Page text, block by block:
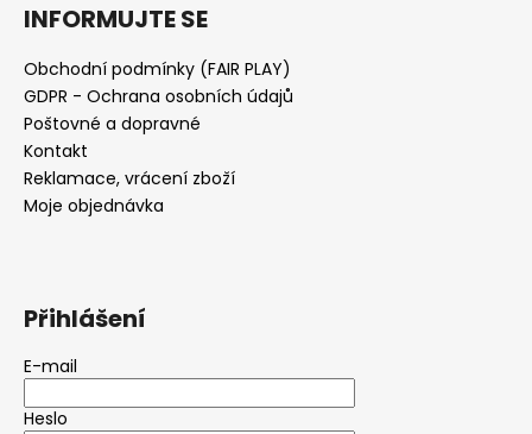
INFORMUJTE SE
Obchodní podmínky (FAIR PLAY)
GDPR - Ochrana osobních údajů
Poštovné a dopravné
Kontakt
Reklamace, vrácení zboží
Moje objednávka
Přihlášení
E-mail
Heslo